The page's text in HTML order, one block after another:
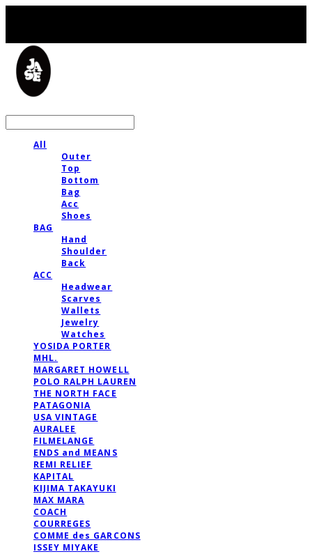
All
Outer
Top
Bottom
Bag
Acc
Shoes
BAG
Hand
Shoulder
Back
ACC
Headwear
Scarves
Wallets
Jewelry
Watches
YOSIDA PORTER
MHL.
MARGARET HOWELL
POLO RALPH LAUREN
THE NORTH FACE
PATAGONIA
USA VINTAGE
AURALEE
FILMELANGE
ENDS and MEANS
REMI RELIEF
KAPITAL
KIJIMA TAKAYUKI
MAX MARA
COACH
COURREGES
COMME des GARCONS
ISSEY MIYAKE